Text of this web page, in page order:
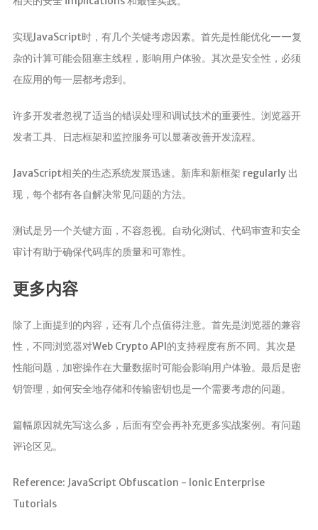
实现JavaScript时，有几个关键考虑因素。首先是性能优化——复
杂的计算可能会阻塞主线程，影响用户体验。其次是安全性，必须
在应用的每一层都考虑到。
许多开发者忽视了适当的错误处理和调试技术的重要性。浏览器开
发者工具、日志框架和监控服务可以显著改善开发流程。
JavaScript相关的生态系统发展迅速。新库和新框架 regularly 出
现，每个都有各自解决常见问题的方法。
测试是另一个关键方面，不容忽视。自动化测试、代码审查和安全
审计有助于确保代码库的质量和可靠性。
更多内容
除了上面提到的内容，还有几个点值得注意。首先是浏览器的兼容
性，不同浏览器对Web Crypto API的支持程度有所不同。其次是
性能问题，加密操作在大量数据时可能会影响用户体验。最后是密
钥管理，如何安全地存储和传输密钥也是一个需要考虑的问题。
篇幅原因就先写这么多，后面有空会再补充更多实战案例。有问题
评论区见。
Reference: JavaScript Obfuscation - Ionic Enterprise
Tutorials